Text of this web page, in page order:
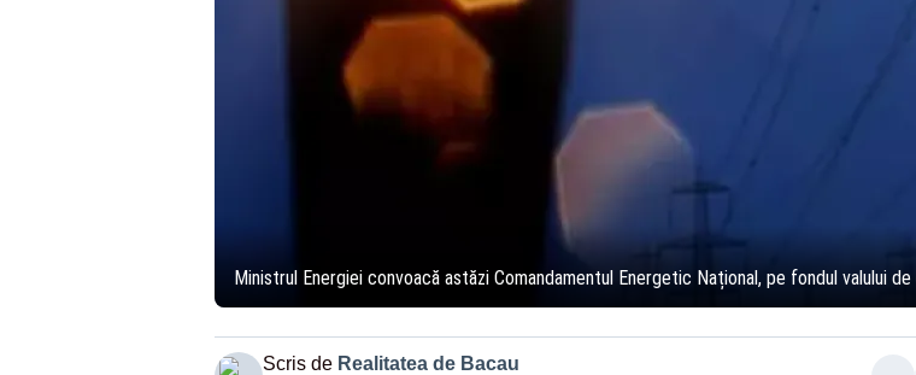
Ministrul Energiei convoacă astăzi Comandamentul Energetic Național, pe fondul valului
Scris de Realitatea de Bacau